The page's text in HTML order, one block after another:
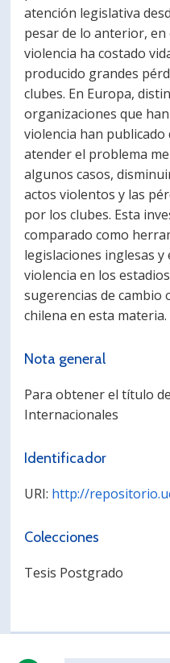
atención legislativa
pesar de lo anterior,
violencia ha costado
producido grandes
clubes. En Europa,
organizaciones que
violencia han
atender el problema
algunos casos,
actos violentos y las
por los clubes. Esta
comparado como
legislaciones inglesas
violencia en los
sugerencias de cambio
chilena en esta materia.
Nota general
Para obtener el título
Internacionales
Identificador
URI: http://
Colecciones
Tesis Postgrado